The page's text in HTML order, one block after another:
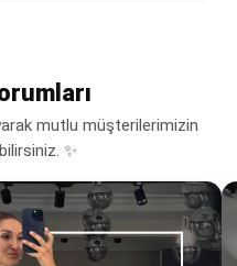
mutlu müşterilerimizin
✨